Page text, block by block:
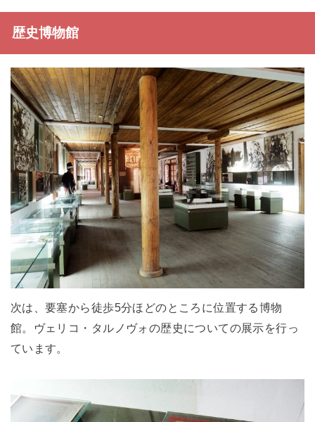
歴史博物館
次は、要塞から徒歩5分ほどのところに位置する博物
館。ヴェリコ・タルノヴォの歴史についての展示を行っ
ています。